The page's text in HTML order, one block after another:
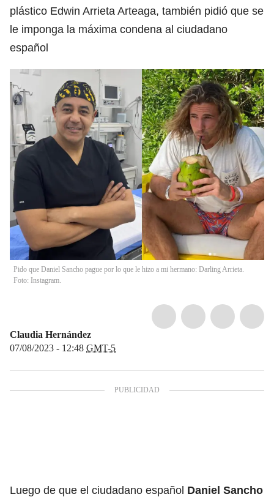
plástico Edwin Arrieta Arteaga, también pidió que se
le imponga la máxima condena al ciudadano
español
Pido que Daniel Sancho pague por lo que le hizo a mi hermano: Darling Arrieta.
Foto: Instagram.
Claudia Hernández
07/08/2023 - 12:48 GMT-5
Luego de que el ciudadano español Daniel Sancho